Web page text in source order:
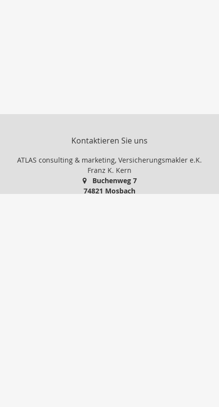
Kontaktieren Sie uns
ATLAS consulting & marketing, Versicherungsmakler e.K.
Franz K. Kern
Buchenweg 7
74821 Mosbach